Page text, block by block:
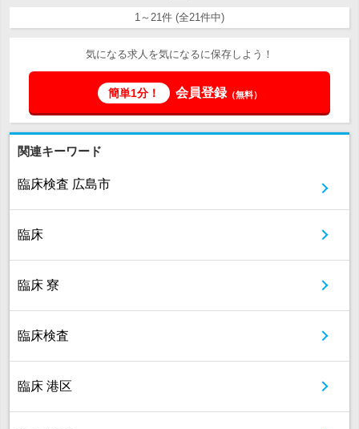
1～21件 (全21件中)
気になる求人を気になるに保存しよう！
簡単1分！ 会員登録（無料）
関連キーワード
臨床検査 広島市
臨床
臨床 寮
臨床検査
臨床 港区